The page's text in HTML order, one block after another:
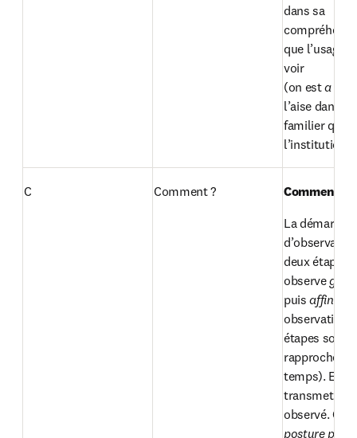
dans sa
que l’usager
voir
(on est a
l’aise dans
familier
l’institution).
C Comment ?
Comment
La démarche
deux étapes :
observe
puis affine
observation
étapes sont
rapprochées
temps).
transmet ce